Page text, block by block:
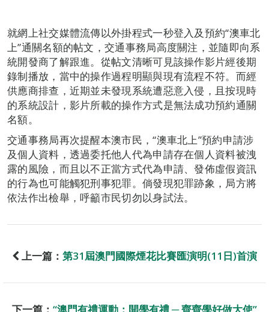
就網上社交媒體流傳以外掛程式一秒登入及預約“澳車北
上”通關名額的帖文，交通事務局高度關注，並隨即向系
統開發商了解跟進。從帖文清晰可見該操作影片經後期
錄制播放，當中的操作過程明顯與現有流程不符。而經
供應商排查，近期並未發現系統遭惡意入侵，且按現時
的系統設計，影片所載的操作方式是無法成功預約通關
名額。
交通事務局再次提醒本澳市民，“澳車北上”預約申請涉
及個人資料，透過委托他人代為申請存在個人資料被洩
露的風險，而且以不正當方式代為申請、發佈虛假資訊
的行為也可能觸犯刑事犯罪。倘發現犯罪跡象，局方將
依法作出檢舉，呼籲市民切勿以身試法。
上一篇： 第31屆澳門國際煙花比賽匯演明(11日)首演